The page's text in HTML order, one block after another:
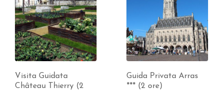
Visita Guidata
Château Thierry (2
Guida Privata Arras
*** (2 ore)